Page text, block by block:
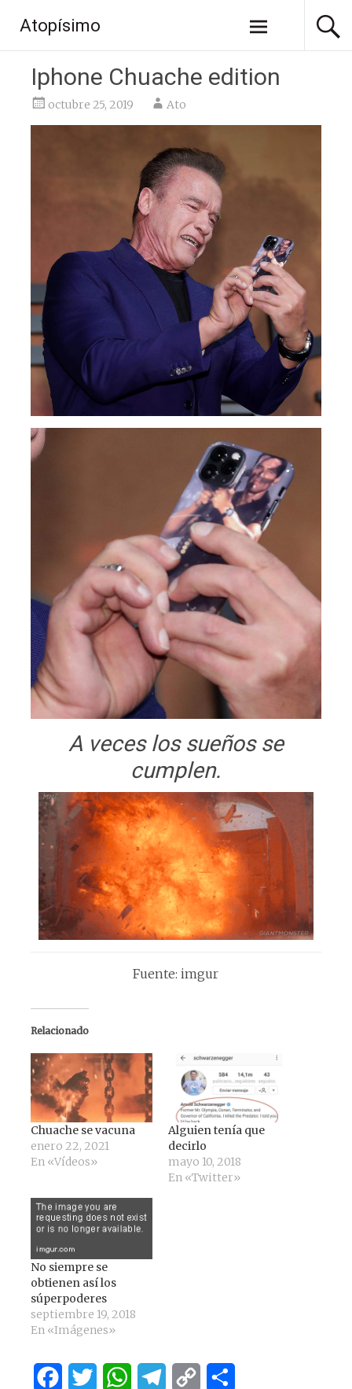
contenido
Atopísimo
Iphone Chuache edition
octubre 25, 2019 Ato
A veces los sueños se
cumplen.
Fuente: imgur
Relacionado
Chuache se vacuna
enero 22, 2021
En «Vídeos»
Alguien tenía que
decirlo
mayo 10, 2018
En «Twitter»
No siempre se
obtienen así los
súperpoderes
septiembre 19, 2018
En «Imágenes»
FacebookTwitter WhatsAppTelegram
Copy